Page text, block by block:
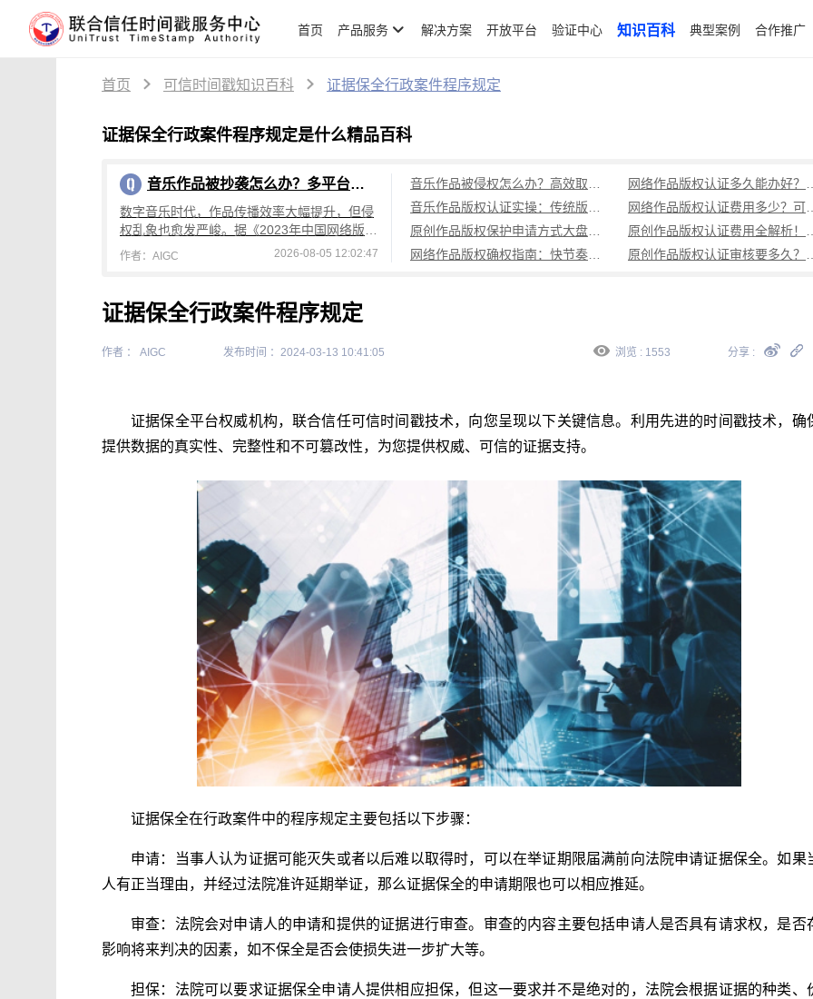
首页 产品服务 解决方案 开放平台 验证中心 知识百科 典型案例 合作推广
首页 可信时间戳知识百科 证据保全行政案件程序规定
证据保全行政案件程序规定是什么精品百科
音乐作品被抄袭怎么办？多平台取证维权全流程攻略
数字音乐时代，作品传播效率大幅提升，但侵
权乱象也愈发严峻。据《2023年中国网络版权
保护年度报告》显示，短视频领域侵权纠纷同
作者：AIGC 2026-08-05 12:02:47
证据保全行政案件程序规定
作者 ： AIGC 发布时间 ：2024-03-13 10:41:05 浏览 : 1553 分享 :
证据保全平台权威机构，联合信任可信时间戳技术，向您呈现以下关键信息。利用先进的时间戳技术，确
提供数据的真实性、完整性和不可篡改性，为您提供权威、可信的证据支持。
证据保全在行政案件中的程序规定主要包括以下步骤：
申请：当事人认为证据可能灭失或者以后难以取得时，可以在举证期限届满前向法院申请证据保全。如果
人有正当理由，并经过法院准许延期举证，那么证据保全的申请期限也可以相应推延。
审查：法院会对申请人的申请和提供的证据进行审查。审查的内容主要包括申请人是否具有请求权，是否
影响将来判决的因素，如不保全是否会使损失进一步扩大等。
担保：法院可以要求证据保全申请人提供相应担保，但这一要求并不是绝对的，法院会根据证据的种类、